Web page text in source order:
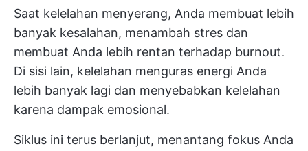
Saat kelelahan menyerang, Anda membuat lebih
banyak kesalahan, menambah stres dan
membuat Anda lebih rentan terhadap burnout.
Di sisi lain, kelelahan menguras energi Anda
lebih banyak lagi dan menyebabkan kelelahan
karena dampak emosional.
Siklus ini terus berlanjut, menantang fokus Anda